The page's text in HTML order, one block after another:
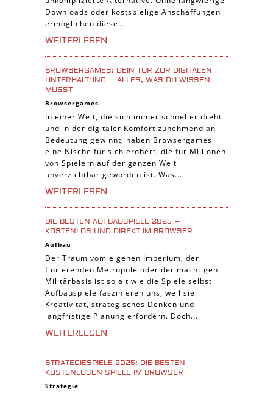
Pferde Spiele
Simulation Spiele
Tier Spiele
Casual Spiele
Abenteuer Spiele
Online Spiele
3-Gewinnt Spiele
Trading Card Spiele
Manager Spiele
Downloads oder kostspielige Anschaffungen
ermöglichen diese...
WEITERLESEN
BROWSERGAMES: DEIN TOR ZUR DIGITALEN
UNTERHALTUNG – ALLES, WAS DU WISSEN
MUSST
Browsergames
In einer Welt, die sich immer schneller dreht
und in der digitaler Komfort zunehmend an
Bedeutung gewinnt, haben Browsergames
eine Nische für sich erobert, die für Millionen
von Spielern auf der ganzen Welt
unverzichtbar geworden ist. Was...
WEITERLESEN
DIE BESTEN AUFBAUSPIELE 2025 –
KOSTENLOS UND DIREKT IM BROWSER
Aufbau
Der Traum vom eigenen Imperium, der
florierenden Metropole oder der mächtigen
Militärbasis ist so alt wie die Spiele selbst.
Aufbauspiele faszinieren uns, weil sie
Kreativität, strategisches Denken und
langfristige Planung erfordern. Doch...
WEITERLESEN
STRATEGIESPIELE 2025: DIE BESTEN
KOSTENLOSEN SPIELE IM BROWSER
Strategie